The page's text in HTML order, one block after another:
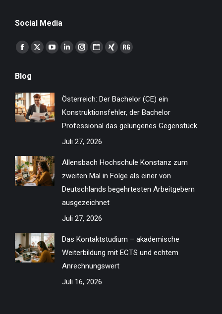
Social Media
Finden Sie uns auf:
Facebook
opens
in
new
window
X
in
new
window
YouTube
in
new
window
Linkedin
new
window
Instagram
new
window
Website
new
window
XING
new
window
ResearchGate
new
window
Blog
Österreich: Der Bachelor (CE) ein
Konstruktionsfehler, der Bachelor
Professional das gelungenes Gegenstück
Juli 27, 2026
Allensbach Hochschule Konstanz zum
zweiten Mal in Folge als einer von
Deutschlands begehrtesten Arbeitgebern
ausgezeichnet
Juli 27, 2026
Das Kontaktstudium – akademische
Weiterbildung mit ECTS und echtem
Anrechnungswert
Juli 16, 2026